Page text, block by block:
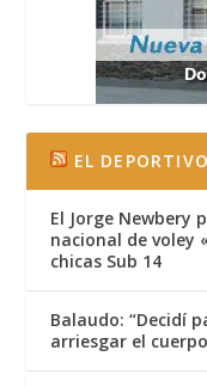
EL
El Jorge Newbery
nacional de voley
chicas Sub 14
Balaudo: “Decidí
arriesgar el